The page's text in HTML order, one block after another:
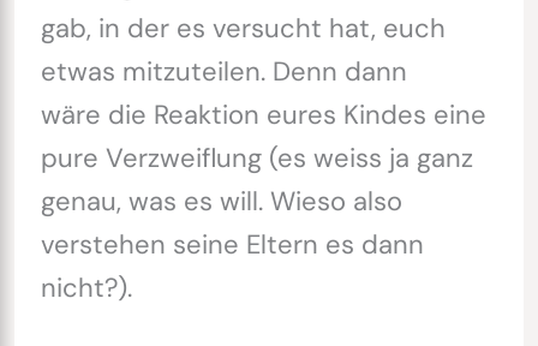
gab, in der es versucht hat, euch
etwas mitzuteilen. Denn dann
wäre die Reaktion eures Kindes eine
pure Verzweiflung (es weiss ja ganz
genau, was es will. Wieso also
verstehen seine Eltern es dann
nicht?).